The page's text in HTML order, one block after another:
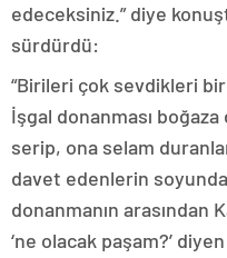
edeceksiniz.” diye
sürdürdü:
“Birileri çok sevdikleri
İşgal donanması boğaza
serip, ona selam
davet edenlerin
donanmanın
‘ne olacak paşam?’